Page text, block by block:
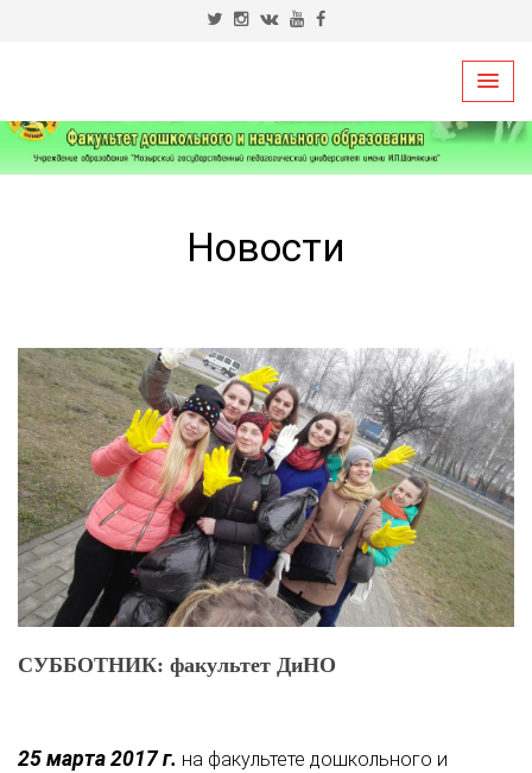
Новости
СУББОТНИК: факультет ДиНО
25 марта 2017 г. на факультете дошкольного и